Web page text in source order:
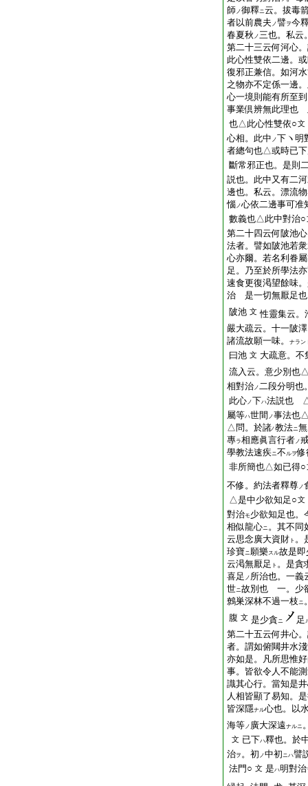
師ノ御釋ニ云。拔毒
者以前農夫 ノ譬ヲ今
春夏秋 ノ三也。私云
第二十三云何河心
此心性雙依二邊。
復邪正兼信。如河
之物亦不定係一邊
心一境則能有所至
事業倶辨無此理也
也△此心性雙依○ 文
心相。此中 ノ下ヽ明
者總句也△或時已下
斷常邪正也。是則
説也。此中又有二
邊也。私云。漂流
惱ノ心依二邊事可准
數義也△此中對治○
第二十四云何陂池
法者。譬如陂池若
心亦爾。若名利眷
足。乃至於所學法
速食更復渇望餘味
治 是一切無厭足
陂池 文 性靈集云。
嚴大疏云。十一陂澤
諸流故願一味。 ナラン
曰池 文 大疏意。不
流入云。意少別也
相對治ノ二段分明也
此心ノ下ハ法説也 △
屬等ハ世間 ノ事法也
△問。於諸ノ教法ニ
專ラ相應眞言行者ノ
學教法速疾ニ不ルヲ修
非所簡也△如已得○
不修。約法者釋尊ノ
△是中少欲知足○ 文
對治モ少欲知足也。
相似龍心ニ。其不同
云思念廣大資財 ト 。
珍寶ニ願樂スル故是即
云渇無厭足 ト 。是貪
喜足 ノ 所治也。一義
世ニ故別也 一。少
鷯巣深林不過一枝ニ
腹 文 是少貪ニ 足
第二十五云何井心
者。謂如俯闚井水
亦如是。凡所思惟
事。皆欲令人不能
識其心行。當知是
人相皆顯了易知。
皆深隱ナル心也。以
海等ノ 廣大深遠ナルニ
文 已下ハ釋也。於
治ヲ 。初 ノ中初ニハ譬
法門○ 文 是ハ明對治